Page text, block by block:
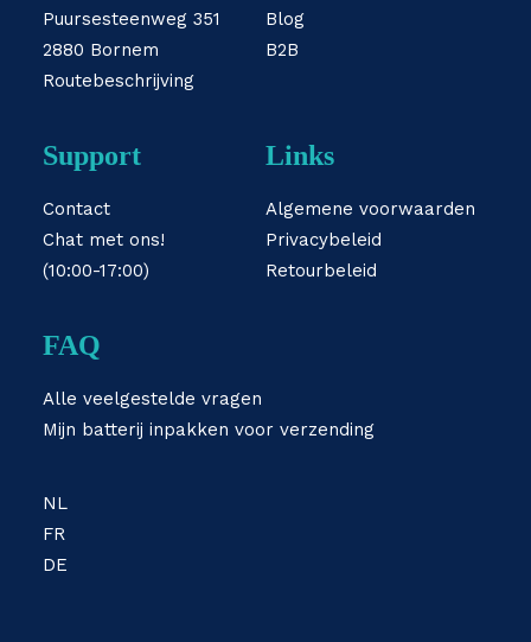
Puursesteenweg 351
2880 Bornem
Routebeschrijving
Blog
B2B
Support
Contact
Chat met ons!
(10:00-17:00)
Links
Algemene voorwaarden
Privacybeleid
Retourbeleid
FAQ
Alle veelgestelde vragen
Mijn batterij inpakken voor verzending
NL
FR
DE